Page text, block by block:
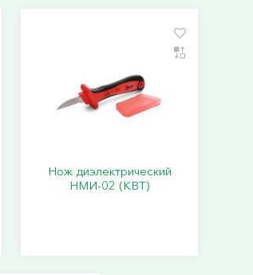
Нож диэлектрический
НМИ-02 (КВТ)